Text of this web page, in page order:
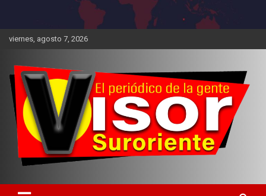
viernes, agosto 7, 2026